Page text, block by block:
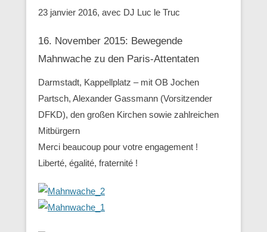
23 janvier 2016, avec DJ Luc le Truc
16. November 2015: Bewegende
Mahnwache zu den ‪Paris-Attentaten
Darmstadt, Kappellplatz – mit OB Jochen
Partsch, Alexander Gassmann (Vorsitzender
‪‎DFKD), den großen Kirchen sowie zahlreichen
Mitbürgern
Merci beaucoup pour votre engagement !
Liberté, égalité, fraternité !